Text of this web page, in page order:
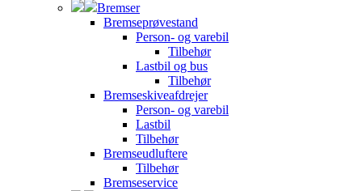
Bremser
Bremseprøvestand
Person- og varebil
Tilbehør
Lastbil og bus
Tilbehør
Bremseskiveafdrejer
Person- og varebil
Lastbil
Tilbehør
Bremseudluftere
Tilbehør
Bremseservice